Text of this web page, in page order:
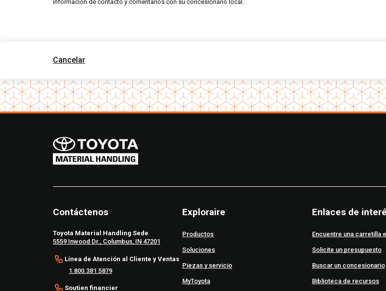
información de contacto y comentarios con su concesionario local.
Cancelar
Contáctenos
Toyota Material Handling Sede
5559 Inwood Dr., Columbus, IN 47201
Línea de Atención al Cliente y Ventas
1.800.381.5879
Soutien financier
Exploraire
Productos
Soluciones
Piezas y servicio
MyToyota
Enlaces de
Encuentre una carretilla
Solicite un presupuesto
Buscar un concesionario
Biblioteca de recursos